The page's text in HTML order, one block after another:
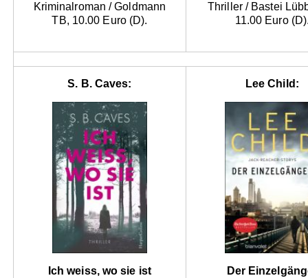
Kriminalroman / Goldmann
TB, 10.00 Euro (D).
Thriller / Bastei
11.00 Euro
S. B. Caves:
Ich weiss, wo sie ist
Lee Child:
Der